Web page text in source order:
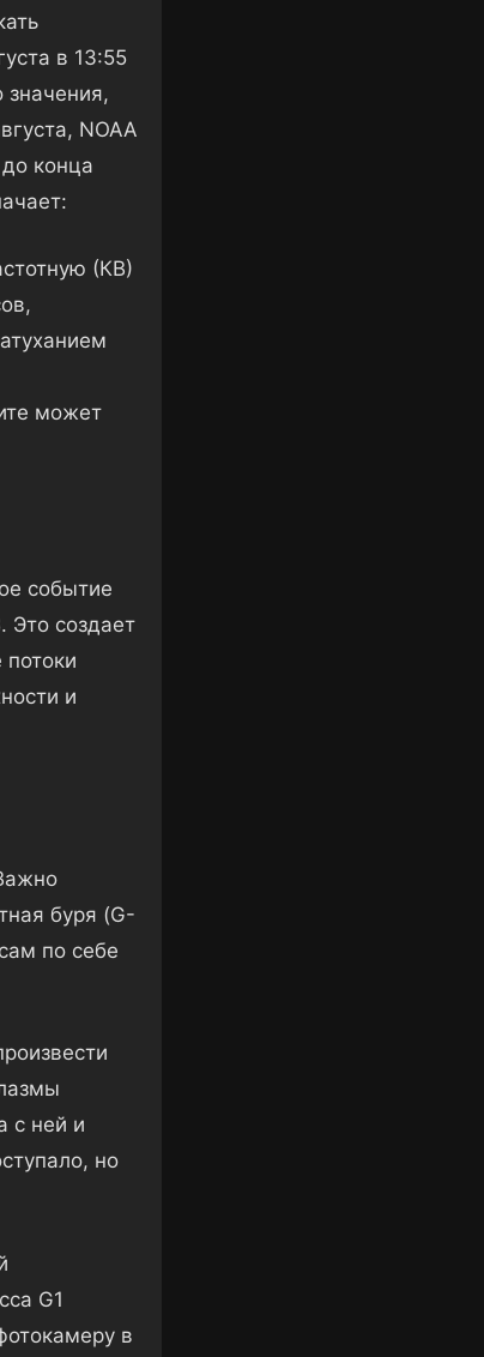
в 13:55
NOAA
конца
(КВ)
может
событие
Это создает
и
буря (G-
по себе
с ней и
но
G1
в